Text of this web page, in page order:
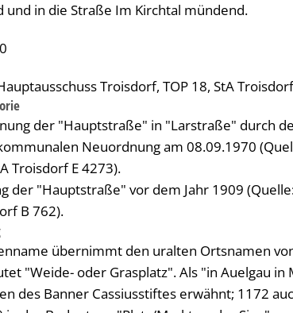
und in die Straße Im Kirchtal mündend.
Troisdorf, TOP 18, StA
der "Hauptstraße" in "Larstraße" durch
Neuordnung am 08.09.1970
Troisdorf E 4273).
der "Hauptstraße" vor dem Jahr 1909
B 762).
übernimmt den uralten Ortsnamen
"Weide- oder Grasplatz". Als "in Auelgau in
des Banner Cassiusstiftes erwähnt; 1172